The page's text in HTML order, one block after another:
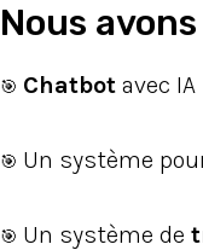
Nous
🎯 Chatbotavec IA
🎯 Un système
🎯 Un système de